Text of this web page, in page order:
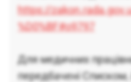
https://
%D0%BF#o9797
Для медичних
передбачені Списком,